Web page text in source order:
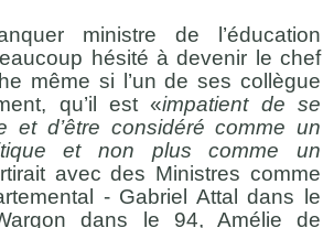
ministre de l’éducation
hésité à devenir le chef
même si l’un de ses collègue
qu’il est «impatient de se
et d’être considéré comme un
et non plus comme un
avec des Ministres comme
- Gabriel Attal dans le
dans le 94, Amélie de